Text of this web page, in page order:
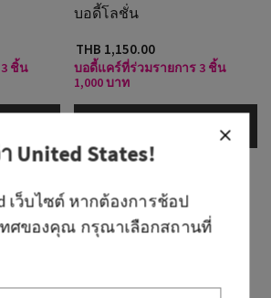
ชิ้น
บอดี้โลชั่น
THB 1,150.00
บอดี้แคร์ที่ร่วมรายการ 3 ชิ้น
1,000 บาท
United States!
เว็บไซต์ หากต้องการช้อป
ทศของคุณ กรุณาเลือกสถานที่